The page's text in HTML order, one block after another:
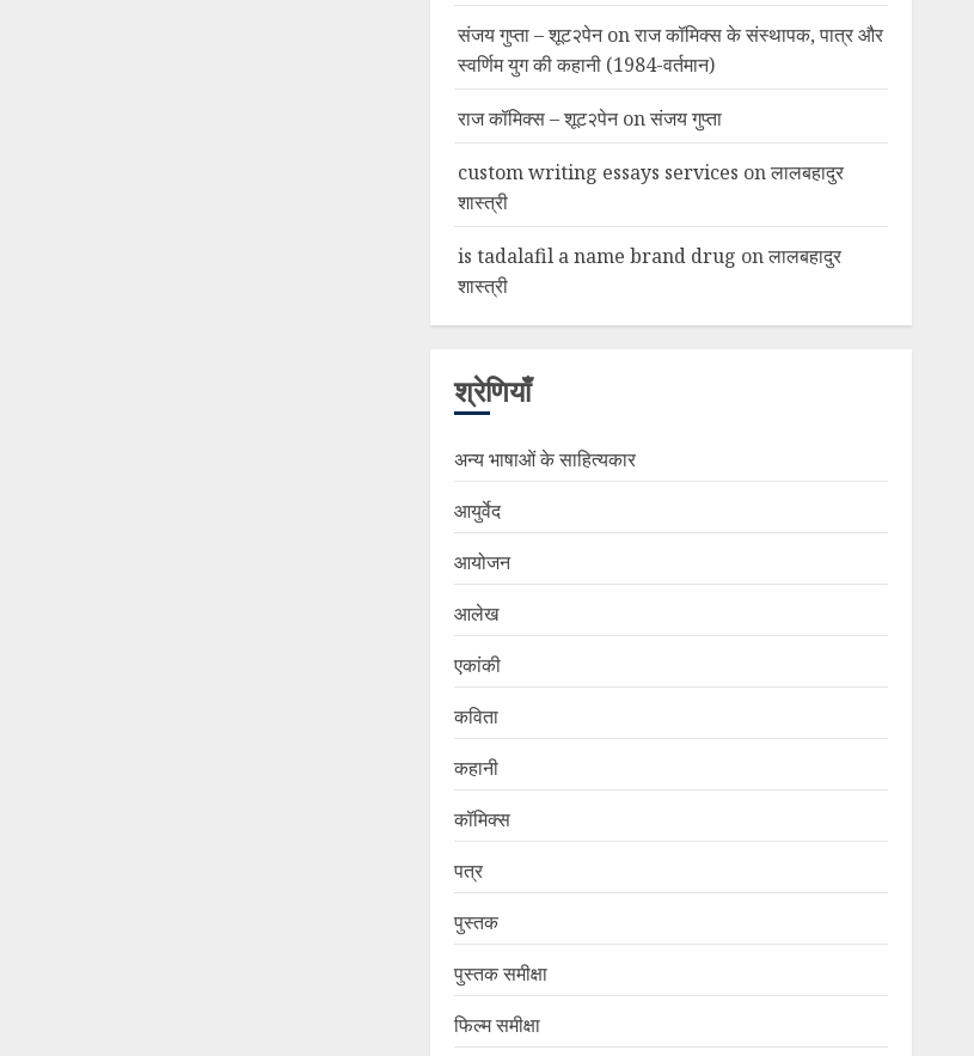
संजय गुप्ता – शूट२पेनonराज कॉमिक्स के संस्थापक, पात्र और
स्वर्णिम युग की कहानी (1984-वर्तमान)
राज कॉमिक्स – शूट२पेनonसंजय गुप्ता
custom writing essays services onलालबहादुर
शास्त्री
is tadalafil a name brand drug onलालबहादुर
शास्त्री
श्रेणियाँ
अन्य भाषाओं के साहित्यकार
आयुर्वेद
आयोजन
आलेख
एकांकी
कविता
कहानी
कॉमिक्स
पत्र
पुस्तक
पुस्तक समीक्षा
फिल्म समीक्षा